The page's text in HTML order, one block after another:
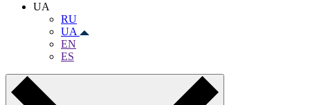
UA
RU
UA
EN
ES